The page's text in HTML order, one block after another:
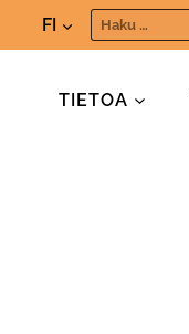
FI Haku:
TIETOA